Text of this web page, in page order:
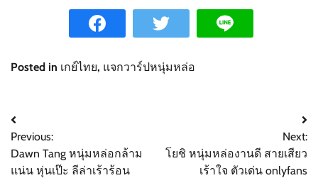
Posted in เกย์ไทย, แจกวาร์ปหนุ่มหล่อ
Post
navigation
Previous:
Dawn Tang หนุ่มหล่อกล้าม
แน่น หุ่นเป๊ะ ลีล่าเร้าร้อน
Next:
โยชิ หนุ่มหล่องานดี สายเสียว
เร้าใจ ตัวเด่น onlyfans